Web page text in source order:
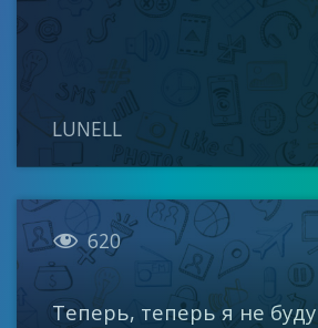
LUNELL
 620
Теперь, теперь я не буду